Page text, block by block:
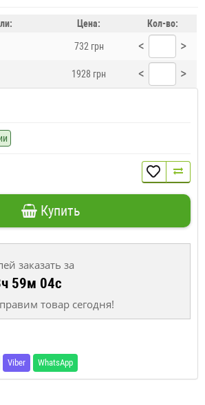
Цена: Кол-во:
732 грн < >
1928 грн < >
Купить
заказать за
59м 04с
товар сегодня!
Viber WhatsApp